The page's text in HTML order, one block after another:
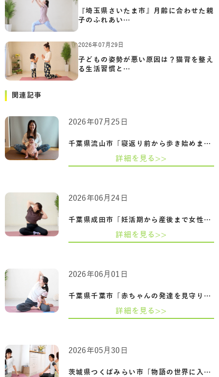
『埼玉県さいたま市』月齢に合わせた親
子のふれあい…
2026年07月29日
子どもの姿勢が悪い原因は？猫背を整え
る生活習慣と…
関連記事
千葉県流山市「寝返り前から歩き始めまで…
2026年07月25日
詳細を見る>>
千葉県成田市「妊活期から産後まで女性の…
2026年06月24日
詳細を見る>>
千葉県千葉市「赤ちゃんの発達を見守りな…
2026年06月01日
詳細を見る>>
茨城県つくばみらい市「物語の世界に入り…
2026年05月30日